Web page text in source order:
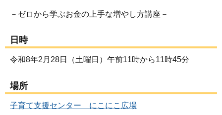
－ゼロから学ぶお金の上手な増やし方講座－
日時
令和8年2月28日（土曜日）午前11時から11時45分
場所
子育て支援センター にこにこ広場